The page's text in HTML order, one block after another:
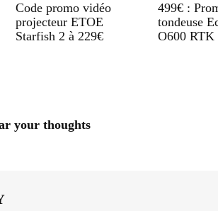
Code promo vidéo
projecteur ETOE
Starfish 2 à 229€
499€ :
tondeuse
O600 RTK
your thoughts